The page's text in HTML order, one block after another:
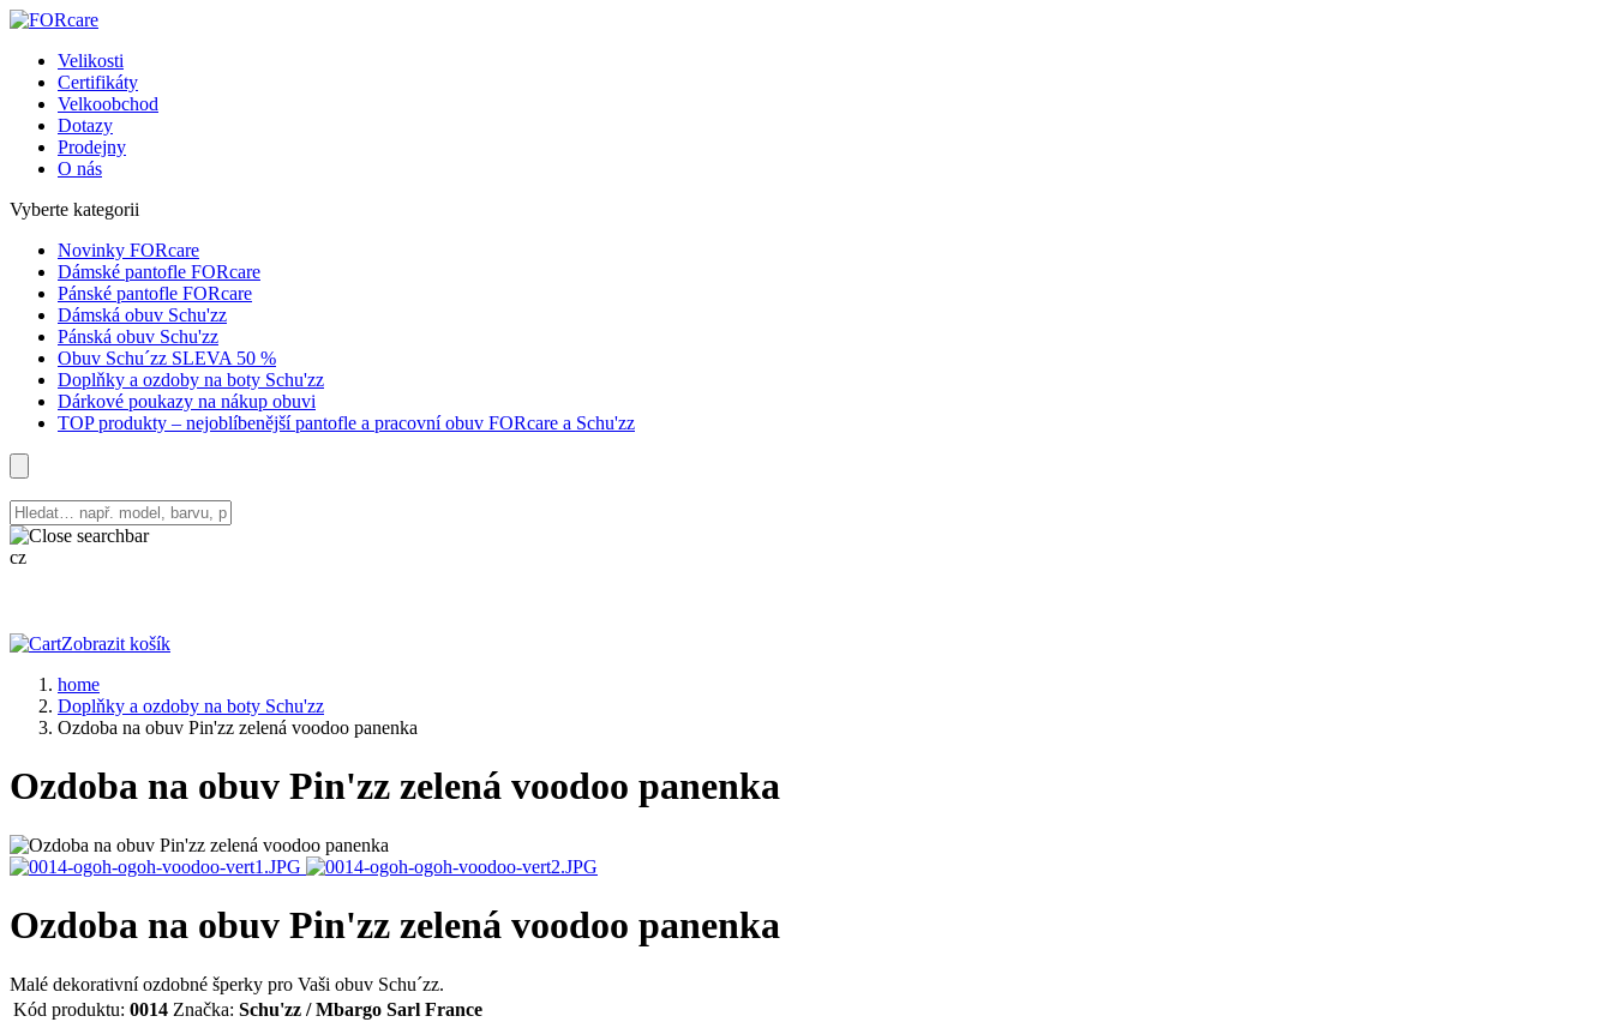
Velikosti
Certifikáty
Velkoobchod
Dotazy
Prodejny
O nás
Vyberte kategorii
Novinky FORcare
Dámské pantofle FORcare
Pánské pantofle FORcare
Dámská obuv Schu'zz
Pánská obuv Schu'zz
Obuv Schu´zz SLEVA 50 %
Doplňky a ozdoby na boty Schu'zz
Dárkové poukazy na nákup obuvi
TOP produkty – nejoblíbenější pantofle a pracovní obuv FORcare a Schu'zz
cz
Zobrazit košík
home
Doplňky a ozdoby na boty Schu'zz
Ozdoba na obuv Pin'zz zelená voodoo panenka
Ozdoba na obuv Pin'zz zelená voodoo panenka
Ozdoba na obuv Pin'zz zelená voodoo panenka
Malé dekorativní ozdobné šperky pro Vaši obuv Schu´zz.
Kód produktu: 0014 Značka: Schu'zz / Mbargo Sarl France